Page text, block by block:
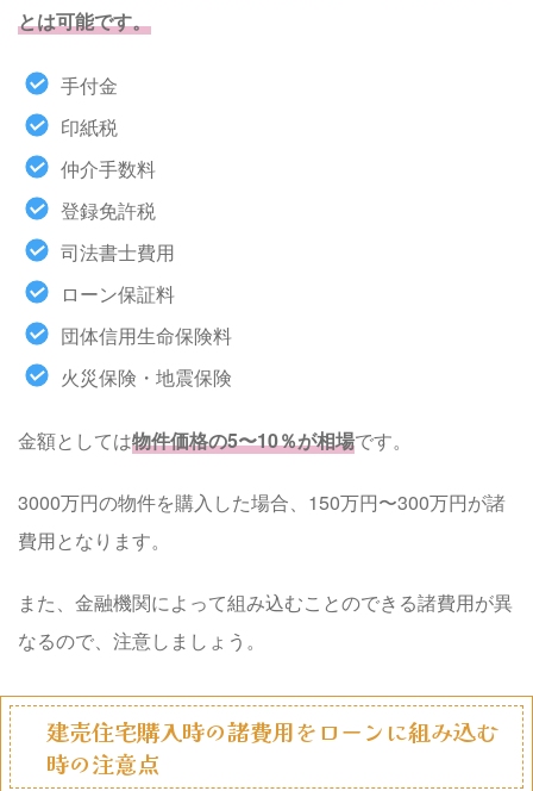
とは可能です。
手付金
印紙税
仲介手数料
登録免許税
司法書士費用
ローン保証料
団体信用生命保険料
火災保険・地震保険
金額としては物件価格の5〜10％が相場です。
3000万円の物件を購入した場合、150万円〜300万円が諸
費用となります。
また、金融機関によって組み込むことのできる諸費用が異
なるので、注意しましょう。
建売住宅購入時の諸費用をローンに組み込む
時の注意点